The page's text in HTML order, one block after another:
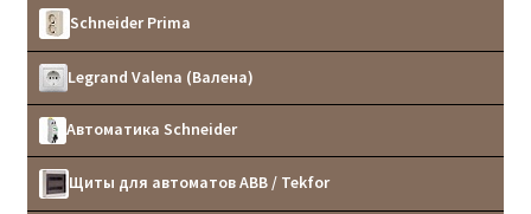
Schneider Prima
Legrand Valena (Валена)
Автоматика Schneider
Щиты для автоматов ABB / Tekfor